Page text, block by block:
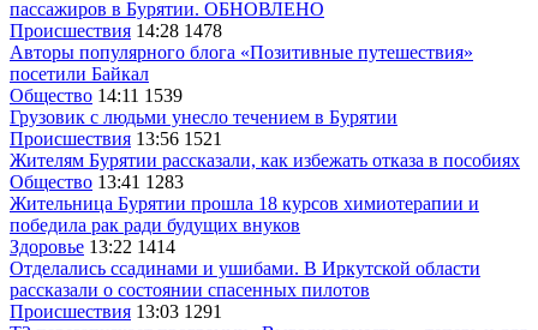
пассажиров в Бурятии. ОБНОВЛЕНО
Происшествия 14:28 1478
Авторы популярного блога «Позитивные путешествия»
посетили Байкал
Общество 14:11 1539
Грузовик с людьми унесло течением в Бурятии
Происшествия 13:56 1521
Жителям Бурятии рассказали, как избежать отказа в пособиях
Общество 13:41 1283
Жительница Бурятии прошла 18 курсов химиотерапии и
победила рак ради будущих внуков
Здоровье 13:22 1414
Отделались ссадинами и ушибами. В Иркутской области
рассказали о состоянии спасенных пилотов
Происшествия 13:03 1291